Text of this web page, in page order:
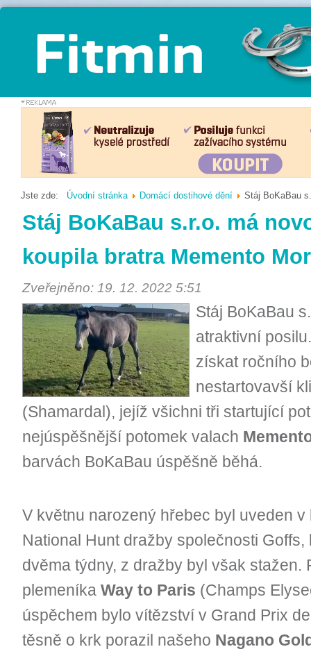
Jste zde: Úvodní stránka Domácí dostihové dění Stáj BoKaBau
Stáj BoKaBau s.r.o. má
koupila bratra Memento
Zveřejněno: 19. 12. 2022 5:51
Stáj BoKaBau
atraktivní
získat ročního
nestartovavší
(Shamardal), jejíž všichni tři startující
nejúspěšnější potomek valach
barvách BoKaBau úspěšně běhá.
V květnu narozený hřebec byl uveden
National Hunt dražby společnosti
dvěma týdny, z dražby byl však
plemeníka Way to Paris (Champs
úspěchem bylo vítězství v Grand Prix
těsně o krk porazil našeho Nagano